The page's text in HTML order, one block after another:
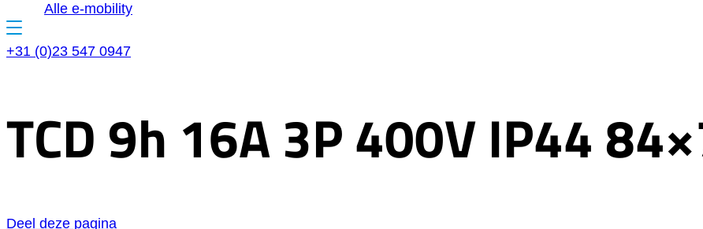
Alle e-mobility
+31 (0)23 547 0947
TCD 9h 16A 3P 400V IP44
Deel deze pagina